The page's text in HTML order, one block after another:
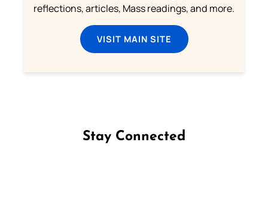
reflections, articles, Mass readings, and more.
VISIT MAIN SITE
Stay Connected